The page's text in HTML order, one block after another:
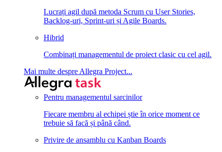
Lucrați agil după metoda Scrum cu User Stories,
Backlog-uri, Sprint-uri și Agile Boards.
Hibrid
Combinați managementul de proiect clasic cu cel agil.
Mai multe despre Allegra Project...
Pentru managementul sarcinilor
Fiecare membru al echipei știe în orice moment ce
trebuie să facă și până când.
Privire de ansamblu cu Kanban Boards